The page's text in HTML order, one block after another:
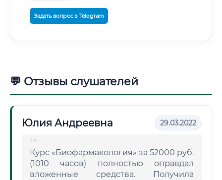
Задать вопрос в Telegram
💬 Отзывы слушателей
Юлия Андреевна 29.03.2022
Курс «Биофармакология» за 52000 руб.
(1010 часов) полностью оправдал
вложенные средства. Получила